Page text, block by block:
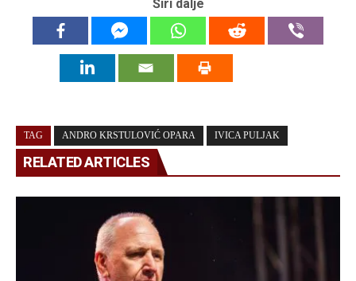
Širi dalje
TAG ANDRO KRSTULOVIĆ OPARA IVICA PULJAK
RELATED ARTICLES